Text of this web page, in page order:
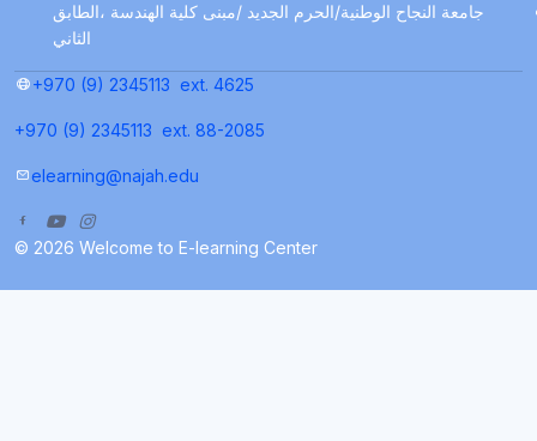
جامعة النجاح الوطنية/الحرم الجديد /مبنى كلية الهندسة ،الطابق
الثاني
+970 (9) 2345113 ext. 4625
+970 (9) 2345113 ext. 88-2085
elearning@najah.edu
© 2026 Welcome to E-learning Center